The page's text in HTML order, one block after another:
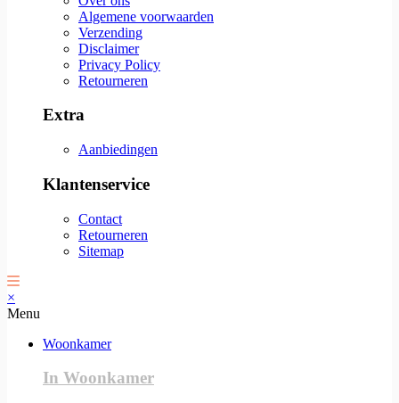
Algemene voorwaarden
Verzending
Disclaimer
Privacy Policy
Retourneren
Extra
Aanbiedingen
Klantenservice
Contact
Retourneren
Sitemap
×
Menu
Woonkamer
In Woonkamer